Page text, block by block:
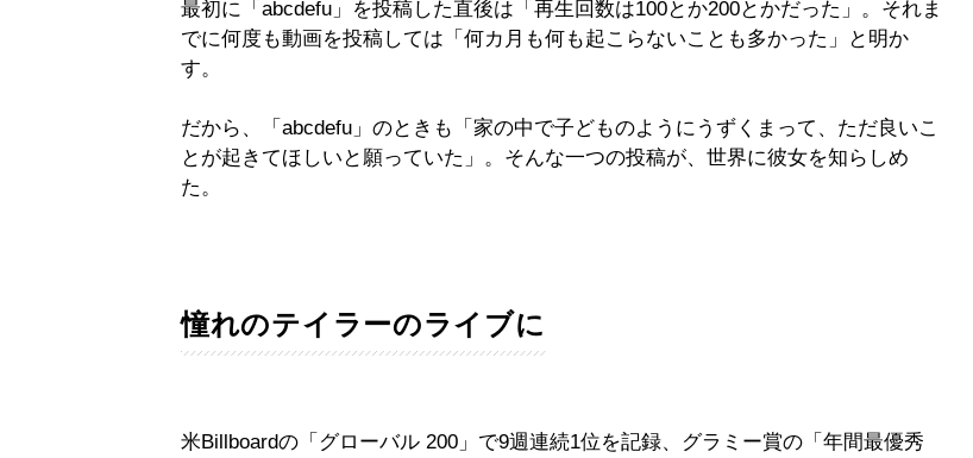
最初に「abcdefu」を投稿した直後は「再生回数は100とか200とかだった」。それま
でに何度も動画を投稿しては「何カ月も何も起こらないことも多かった」と明か
す。
だから、「abcdefu」のときも「家の中で子どものようにうずくまって、ただ良いこ
とが起きてほしいと願っていた」。そんな一つの投稿が、世界に彼女を知らしめ
た。
憧れのテイラーのライブに
米Billboardの「グローバル 200」で9週連続1位を記録、グラミー賞の「年間最優秀